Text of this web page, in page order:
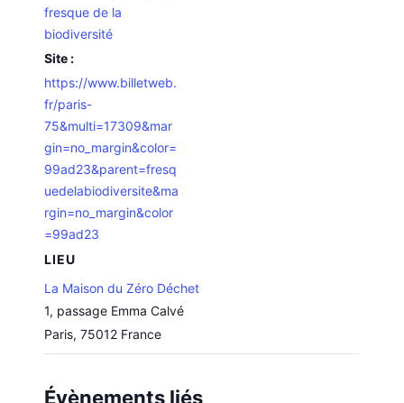
fresque de la
biodiversité
Site :
https://www.billetweb.
fr/paris-
75&multi=17309&mar
gin=no_margin&color=
99ad23&parent=fresq
uedelabiodiversite&ma
rgin=no_margin&color
=99ad23
LIEU
La Maison du Zéro Déchet
1, passage Emma Calvé
Paris, 75012 France
Évènements liés